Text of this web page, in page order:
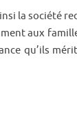
la société
aux
qu’ils